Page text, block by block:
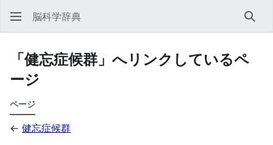
脳科学辞典 検索
「健忘症候群」へリンクしているペ
ージ
ページ
← 健忘症候群